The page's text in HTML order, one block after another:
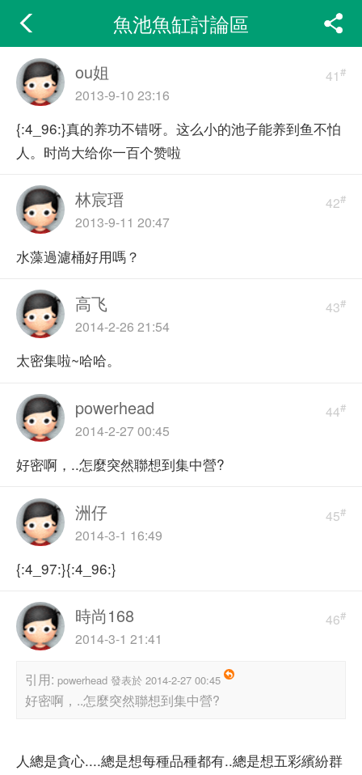
魚池魚缸討論區
41#
ou姐
2013-9-10 23:16
{:4_96:}真的养功不错呀。这么小的池子能养到鱼不怕
人。时尚大给你一百个赞啦
42#
林宸瑨
2013-9-11 20:47
水藻過濾桶好用嗎？
43#
高飞
2014-2-26 21:54
太密集啦~哈哈。
44#
powerhead
2014-2-27 00:45
好密啊，..怎麼突然聯想到集中營?
45#
洲仔
2014-3-1 16:49
{:4_97:}{:4_96:}
46#
時尚168
2014-3-1 21:41
引用: powerhead 發表於 2014-2-27 00:45
好密啊，..怎麼突然聯想到集中營?
人總是貪心....總是想每種品種都有..總是想五彩繽紛群